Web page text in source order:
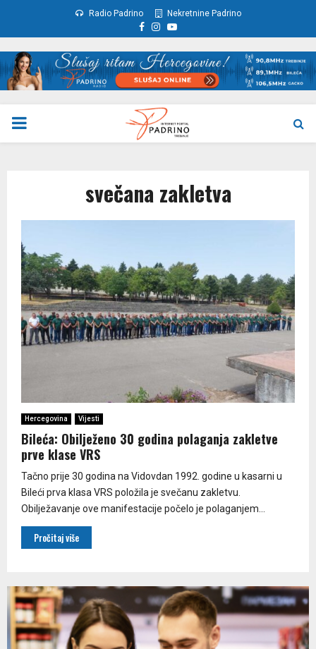
Radio Padrino Nekretnine Padrino
Facebook
Instagram
Youtube
PRIMARY
svečana zakletva
Hercegovina Vijesti
Bileća: Obilježeno 30 godina polaganja zakletve
prve klase VRS
Tačno prije 30 godina na Vidovdan 1992. godine u kasarni u
Bileći prva klasa VRS položila je svečanu zakletvu.
Obilježavanje ove manifestacije počelo je polaganjem...
Pročitaj više